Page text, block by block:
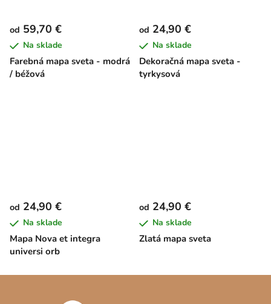
Farebná mapa sveta - modrá
/ béžová
od 59,70 €
Na sklade
Dekoračná mapa sveta -
tyrkysová
od 24,90 €
Na sklade
Mapa Nova et integra
universi orb
od 24,90 €
Na sklade
Zlatá mapa sveta
od 24,90 €
Na sklade